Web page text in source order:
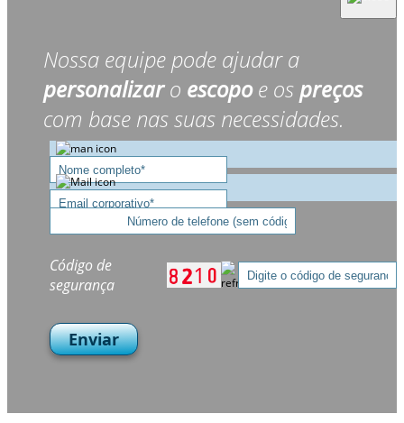
Nossa equipe pode ajudar a
personalizaro escopoe ospreços
com base nas suas necessidades.
Código de
segurança
Enviar